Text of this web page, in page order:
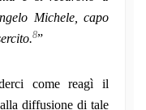
Michele, capo
8”
come reagì il
diffusione di tale